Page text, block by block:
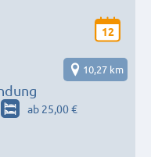
12
10,27 km
ab 25,00 €